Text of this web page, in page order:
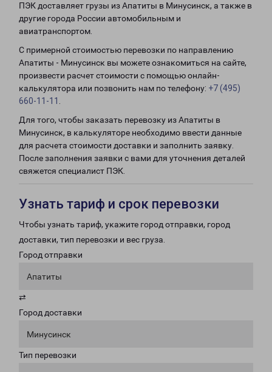
ПЭК доставляет грузы из Апатиты в Минусинск, а также в
другие города России автомобильным и
авиатранспортом.
С примерной стоимостью перевозки по направлению
Апатиты - Минусинск вы можете ознакомиться на сайте,
произвести расчет стоимости с помощью онлайн-
калькулятора или позвонить нам по телефону: +7 (495)
660-11-11
Для того, чтобы заказать перевозку из Апатиты в
Минусинск, в калькуляторе необходимо ввести данные
для расчета стоимости доставки и заполнить заявку.
После заполнения заявки с вами для уточнения деталей
свяжется специалист ПЭК.
Узнать тариф и срок перевозки
Чтобы узнать тариф, укажите город отправки, город
доставки, тип перевозки и вес груза.
Город отправки
Апатиты
⇄
Город доставки
Минусинск
Тип перевозки